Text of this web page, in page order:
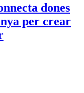
dones
per crear